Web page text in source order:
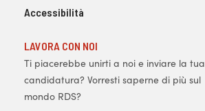
Accessibilità
LAVORA CON NOI
Ti piacerebbe unirti a noi e inviare la tua
candidatura? Vorresti saperne di più sul
mondo RDS?